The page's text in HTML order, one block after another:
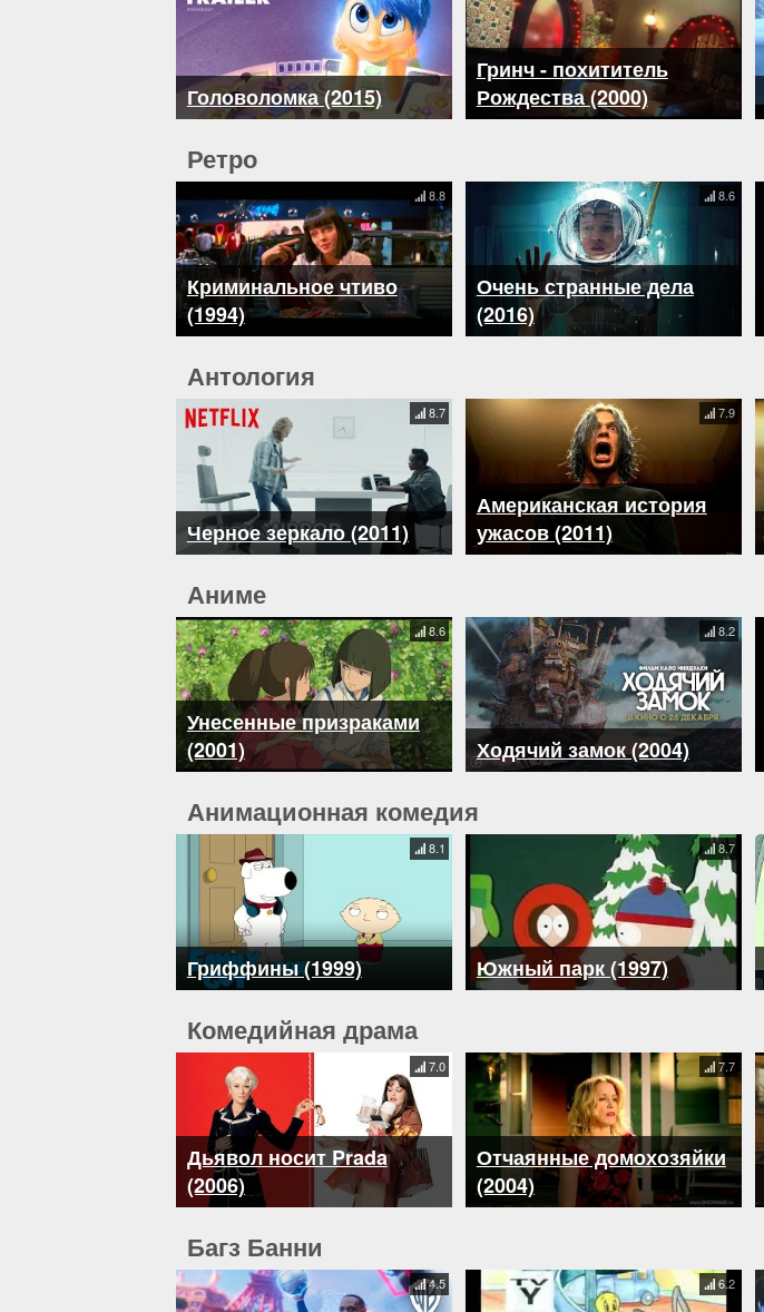
Головоломка (2015)
Гринч - похититель
Рождества (2000)
Ретро
Криминальное чтиво
(1994)
8.8
Очень странные дела
(2016)
8.6
Антология
Черное зеркало (2011)
8.7
Американская история
ужасов (2011)
7.9
Аниме
Унесенные призраками
(2001)
8.6
Ходячий замок (2004)
8.2
Анимационная комедия
Гриффины (1999)
8.1
Южный парк (1997)
8.7
Комедийная драма
Дьявол носит Prada
(2006)
7.0
Отчаянные домохозяйки
(2004)
7.7
Багз Банни
4.5 6.2